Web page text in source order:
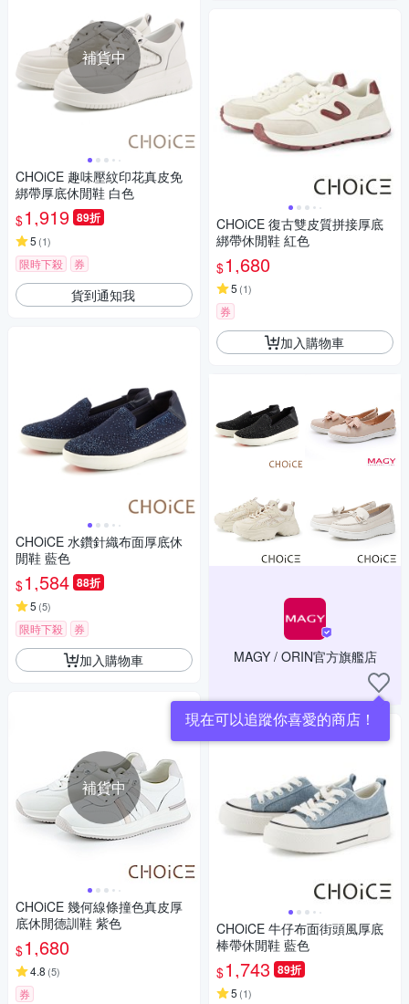
補貨中
CHOiCE 趣味壓紋印花真皮免
綁帶厚底休閒鞋 白色
$1,919 89折
5 (1)
限時下殺 券
貨到通知我
CHOiCE 水鑽針織布面厚底休
閒鞋 藍色
$1,584 88折
5 (5)
限時下殺 券
加入購物車
補貨中
CHOiCE 幾何線條撞色真皮厚
底休閒德訓鞋 紫色
$1,680
4.8 (5)
券
CHOiCE 復古雙皮質拼接厚底
綁帶休閒鞋 紅色
$1,680
5 (1)
券
加入購物車
MAGY / ORIN官方旗艦店
現在可以追蹤你喜愛的商店！
CHOiCE 牛仔布面街頭風厚底
棒帶休閒鞋 藍色
$1,743 89折
5 (1)